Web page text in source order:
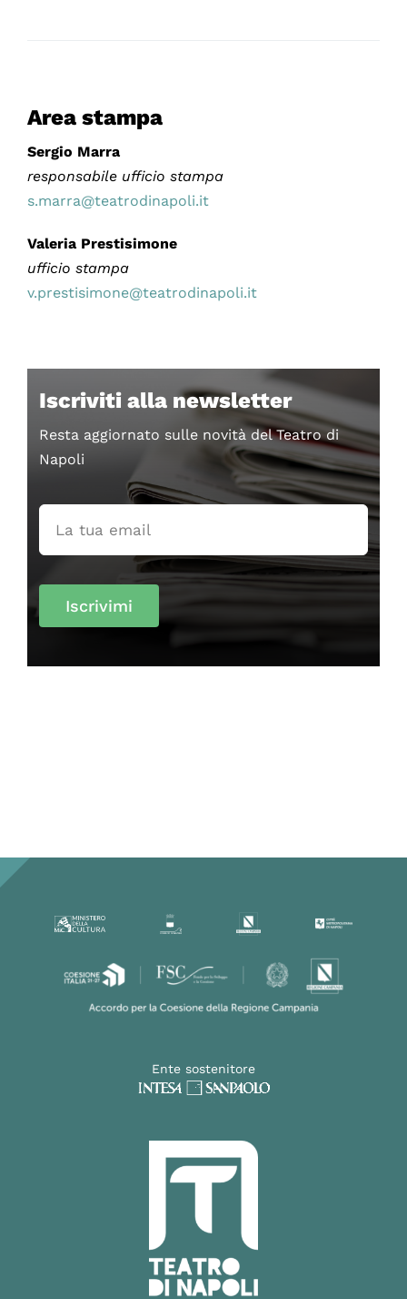
Area stampa
Sergio Marra
responsabile ufficio stampa
s.marra@teatrodinapoli.it
Valeria Prestisimone
ufficio stampa
v.prestisimone@teatrodinapoli.it
Iscriviti alla newsletter
Resta aggiornato sulle novità del Teatro di
Napoli
Iscrivimi
Ente sostenitore